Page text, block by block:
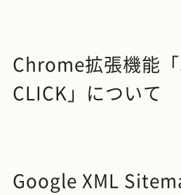
Chrome拡張機能
CLICK」について
Google XML